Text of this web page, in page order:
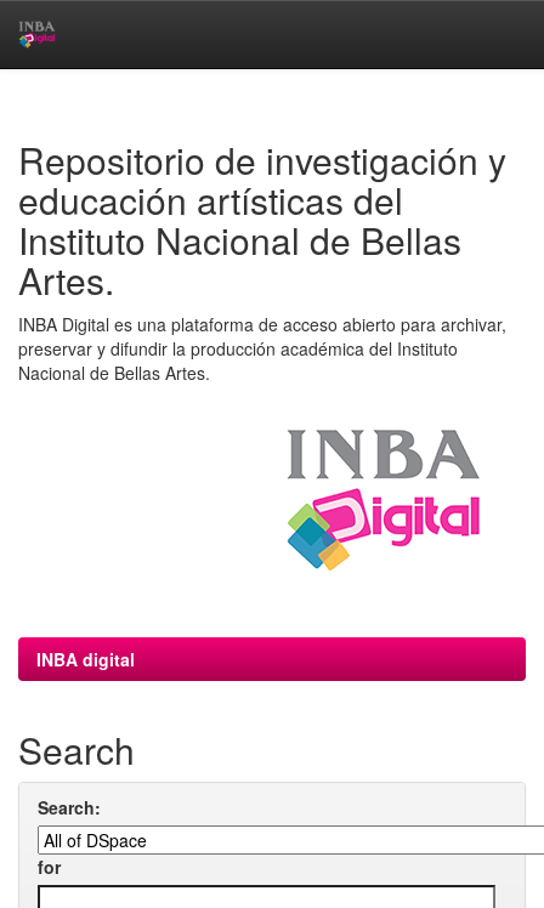
Repositorio de investigación y
educación artísticas del
Instituto Nacional de Bellas
Artes.
INBA Digital es una plataforma de acceso abierto para archivar,
preservar y difundir la producción académica del Instituto
Nacional de Bellas Artes.
INBA digital
Search
Search:
for